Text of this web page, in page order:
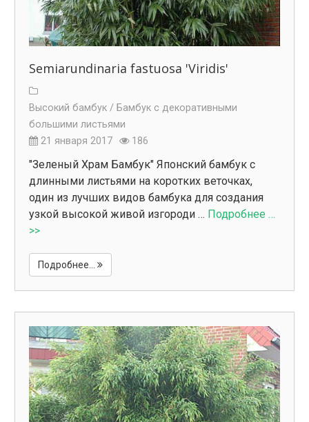
Semiarundinaria fastuosa 'Viridis'
Высокий бамбук / Бамбук с декоративными
большими листьями
21 января 2017
186
"Зеленый Храм Бамбук" Японский бамбук с
длинными листьями на коротких веточках,
один из лучших видов бамбука для создания
узкой высокой живой изгороди … Подробнее …
>>
Подробнее...